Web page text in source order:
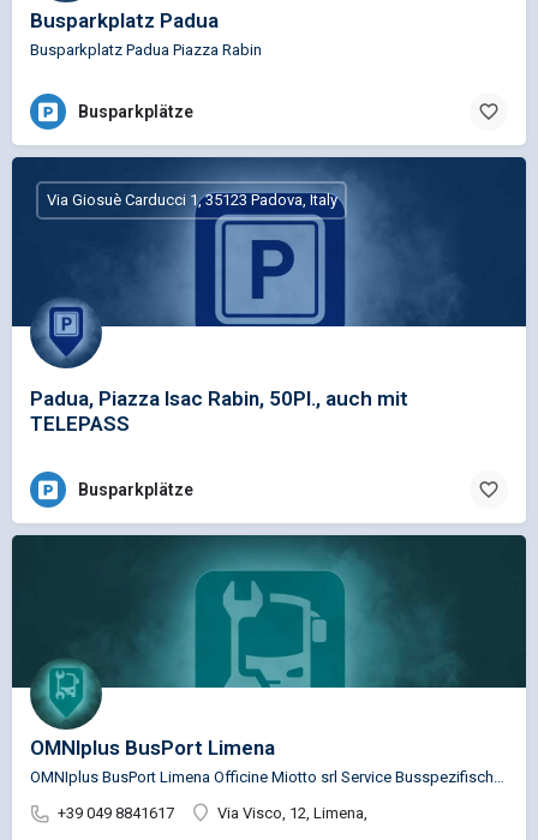
Busparkplatz Padua
Busparkplatz Padua Piazza Rabin
Busparkplätze
Padua, Piazza Isac Rabin, 50Pl., auch mit
TELEPASS
Via Giosuè Carducci 1, 35123 Padova, Italy
Busparkplätze
OMNIplus BusPort Limena
+39 049 8841617
Via Visco, 12, Limena,